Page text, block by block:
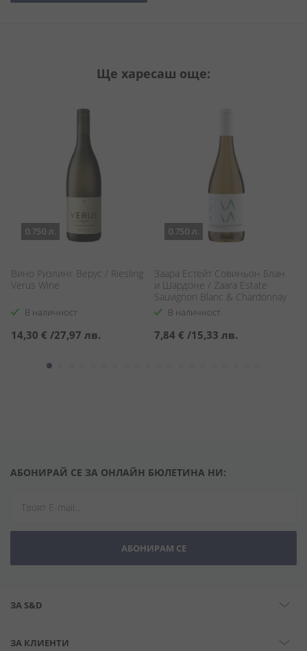
Ще харесаш още:
0.750 л.
Вино Ризлинг Верус / Riesling
Verus Wine
В наличност
14,30 € /27,97 лв.
0.750 л.
Заара Естейт Совиньон Блан
и Шардоне / Zaara Estate
Sauvignon Blanc & Chardonnay
В наличност
7,84 € /15,33 лв.
АБОНИРАЙ СЕ ЗА ОНЛАЙН БЮЛЕТИНА НИ:
АБОНИРАМ СЕ
ЗА S&D
ЗА КЛИЕНТИ